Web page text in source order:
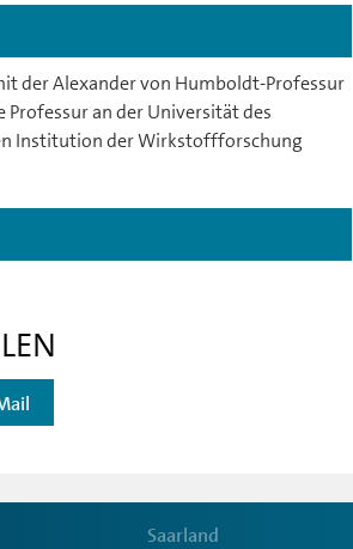
der Alexander von Humboldt-Professur
an der Universität des
Institution der Wirkstoffforschung
Saarland